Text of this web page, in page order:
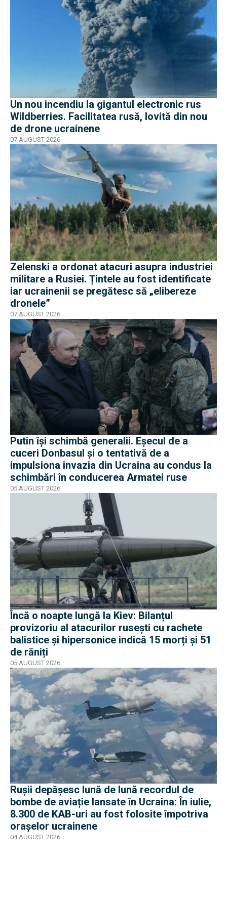
Un nou incendiu la gigantul electronic rus
Wildberries. Facilitatea rusă, lovită din nou
de drone ucrainene
07 AUGUST 2026
Zelenski a ordonat atacuri asupra industriei
militare a Rusiei. Țintele au fost identificate
iar ucrainenii se pregătesc să „elibereze
dronele”
07 AUGUST 2026
Putin își schimbă generalii. Eșecul de a
cuceri Donbasul și o tentativă de a
impulsiona invazia din Ucraina au condus la
schimbări în conducerea Armatei ruse
05 AUGUST 2026
Încă o noapte lungă la Kiev: Bilanțul
provizoriu al atacurilor rusești cu rachete
balistice și hipersonice indică 15 morți și 51
de răniți
05 AUGUST 2026
Rușii depășesc lună de lună recordul de
bombe de aviație lansate în Ucraina: În iulie,
8.300 de KAB-uri au fost folosite împotriva
orașelor ucrainene
04 AUGUST 2026